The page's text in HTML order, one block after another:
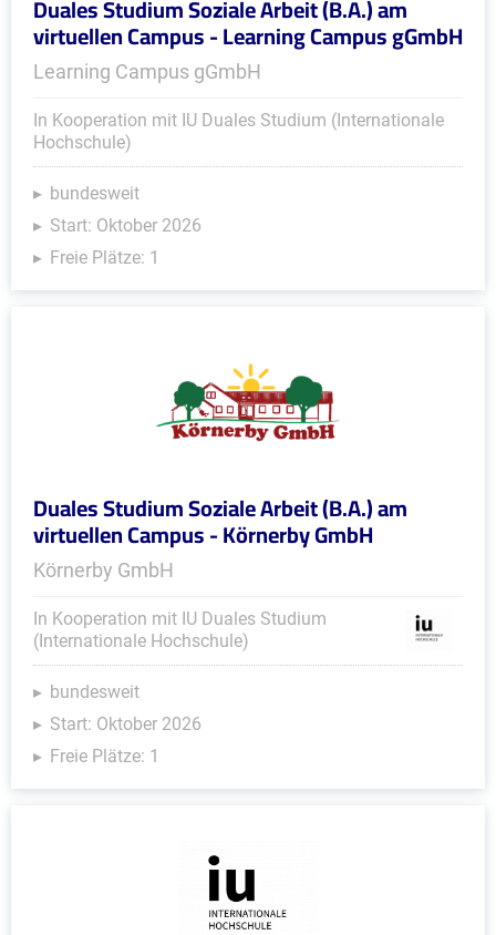
Duales Studium Soziale Arbeit (B.A.) am
virtuellen Campus - Learning Campus gGmbH
Learning Campus gGmbH
In Kooperation mit IU Duales Studium (Internationale
Hochschule)
bundesweit
Start: Oktober 2026
Freie Plätze: 1
Duales Studium Soziale Arbeit (B.A.) am
virtuellen Campus - Körnerby GmbH
Körnerby GmbH
In Kooperation mit IU Duales Studium
(Internationale Hochschule)
bundesweit
Start: Oktober 2026
Freie Plätze: 1